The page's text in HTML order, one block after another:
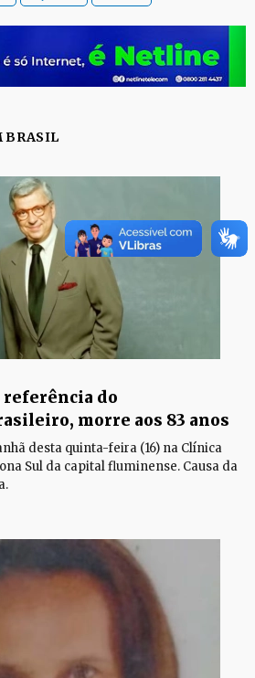
BRASIL
referência do
morre aos 83 anos
desta quinta-feira (16) na Clínica
Sul da capital fluminense. Causa da